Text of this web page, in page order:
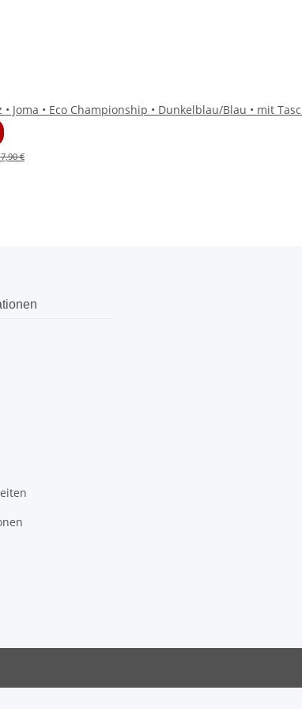
• Joma • Eco Championship • Dunkelblau/Blau • mit
€